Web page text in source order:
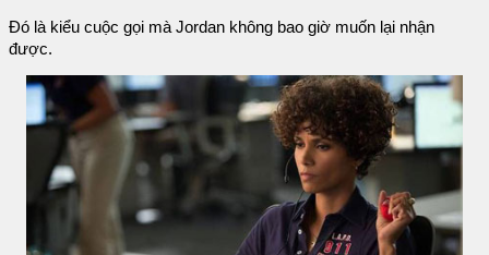
Đó là kiểu cuộc gọi mà Jordan không bao giờ muốn lại nhận
được.